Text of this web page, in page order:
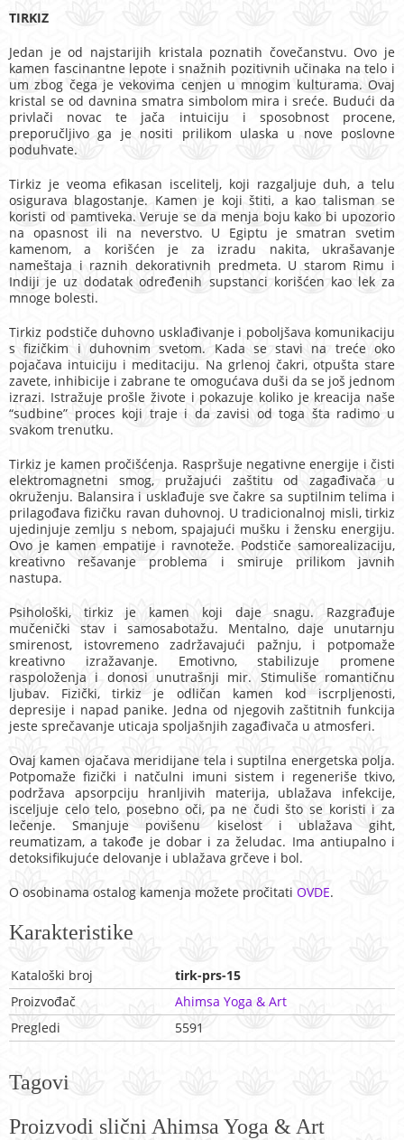
TIRKIZ
Jedan je od najstarijih kristala poznatih čovečanstvu. Ovo je
kamen fascinantne lepote i snažnih pozitivnih učinaka na telo i
um zbog čega je vekovima cenjen u mnogim kulturama. Ovaj
kristal se od davnina smatra simbolom mira i sreće. Budući da
privlači novac te jača intuiciju i sposobnost procene,
preporučljivo ga je nositi prilikom ulaska u nove poslovne
poduhvate.
Tirkiz je veoma efikasan iscelitelj, koji razgaljuje duh, a telu
osigurava blagostanje. Kamen je koji štiti, a kao talisman se
koristi od pamtiveka. Veruje se da menja boju kako bi upozorio
na opasnost ili na neverstvo. U Egiptu je smatran svetim
kamenom, a korišćen je za izradu nakita, ukrašavanje
nameštaja i raznih dekorativnih predmeta. U starom Rimu i
Indiji je uz dodatak određenih supstanci korišćen kao lek za
mnoge bolesti.
Tirkiz podstiče duhovno usklađivanje i poboljšava komunikaciju
s fizičkim i duhovnim svetom. Kada se stavi na treće oko
pojačava intuiciju i meditaciju. Na grlenoj čakri, otpušta stare
zavete, inhibicije i zabrane te omogućava duši da se još jednom
izrazi. Istražuje prošle živote i pokazuje koliko je kreacija naše
“sudbine” proces koji traje i da zavisi od toga šta radimo u
svakom trenutku.
Tirkiz je kamen pročišćenja. Raspršuje negativne energije i čisti
elektromagnetni smog, pružajući zaštitu od zagađivača u
okruženju. Balansira i usklađuje sve čakre sa suptilnim telima i
prilagođava fizičku ravan duhovnoj. U tradicionalnoj misli, tirkiz
ujedinjuje zemlju s nebom, spajajući mušku i žensku energiju.
Ovo je kamen empatije i ravnoteže. Podstiče samorealizaciju,
kreativno rešavanje problema i smiruje prilikom javnih
nastupa.
Psihološki, tirkiz je kamen koji daje snagu. Razgrađuje
mučenički stav i samosabotažu. Mentalno, daje unutarnju
smirenost, istovremeno zadržavajući pažnju, i potpomaže
kreativno izražavanje. Emotivno, stabilizuje promene
raspoloženja i donosi unutrašnji mir. Stimuliše romantičnu
ljubav. Fizički, tirkiz je odličan kamen kod iscrpljenosti,
depresije i napad panike. Jedna od njegovih zaštitnih funkcija
jeste sprečavanje uticaja spoljašnjih zagađivača u atmosferi.
Ovaj kamen ojačava meridijane tela i suptilna energetska polja.
Potpomaže fizički i natčulni imuni sistem i regeneriše tkivo,
podržava apsorpciju hranljivih materija, ublažava infekcije,
isceljuje celo telo, posebno oči, pa ne čudi što se koristi i za
lečenje. Smanjuje povišenu kiselost i ublažava giht,
reumatizam, a takođe je dobar i za želudac. Ima antiupalno i
detoksifikujuće delovanje i ublažava grčeve i bol.
O osobinama ostalog kamenja možete pročitati OVDE.
Karakteristike
Kataloški broj
tirk-prs-15
Proizvođač
Ahimsa Yoga & Art
Pregledi
5591
Tagovi
Proizvodi slični Ahimsa Yoga & Art